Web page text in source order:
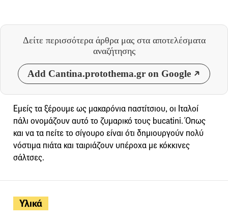
Δείτε περισσότερα άρθρα μας στα αποτελέσματα
αναζήτησης
Add Cantina.protothema.gr on Google
Υλικά
Εμείς τα ξέρουμε ως μακαρόνια παστίτσιου, οι Ιταλοί
πάλι ονομάζουν αυτό το ζυμαρικό τους bucatini. Όπως
και να τα πείτε το σίγουρο είναι ότι δημιουργούν πολύ
νόστιμα πιάτα και ταιριάζουν υπέροχα με κόκκινες
σάλτσες.